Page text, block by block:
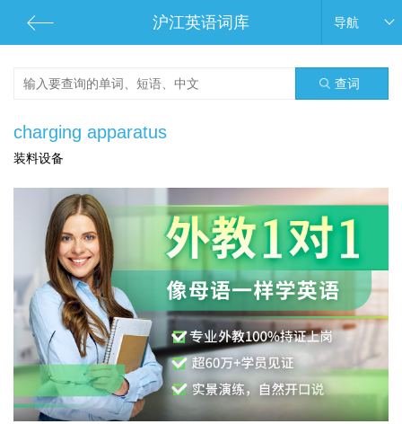
沪江英语词库 导航
查词
charging apparatus
装料设备